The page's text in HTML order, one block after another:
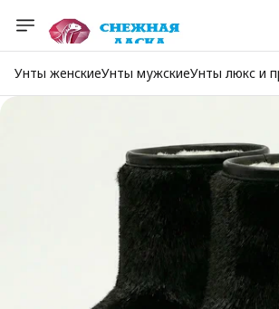
Унты женскиеУнты мужскиеУнты люкс и